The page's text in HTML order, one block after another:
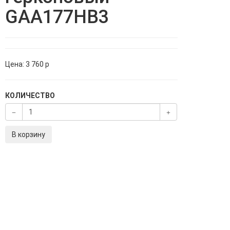
GAA177HB3
Цена: 3 760 p
КОЛИЧЕСТВО
В корзину